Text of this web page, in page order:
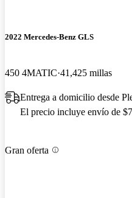
2022 Mercedes-Benz GLS
450 4MATIC 41,425 millas
Entrega a domicilio desde
El precio incluye envío de
Gran oferta